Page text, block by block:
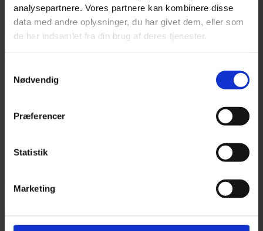
analysepartnere. Vores partnere kan kombinere disse
data med andre oplysninger, du har givet dem, eller som
de har indsamlet fra din brug af deres tjenester.
Nødvendig
Præferencer
Statistik
Marketing
Varenummer: 5705833881493
Varekategori:
Hund Hundelegetøj , Tilbehør og pleje til hunde
Produktinformation